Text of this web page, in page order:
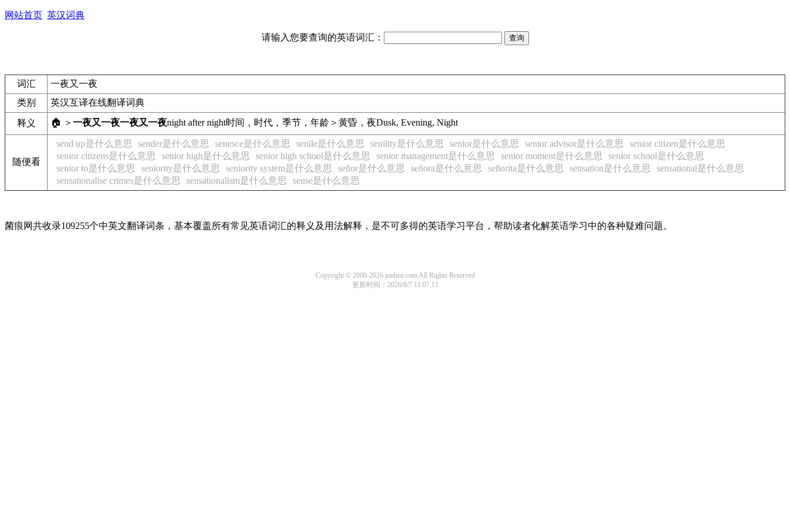
网站首页 英汉词典
请输入您要查询的英语词汇：
词汇
一夜又一夜
类别
英汉互译在线翻译词典
释义 🏠 ＞ 一夜又一夜一夜又一夜night after night时间，时代，季节，年龄＞黄昏，夜Dusk, Evening, Night
随便看
send up是什么意思 sender是什么意思 senesce是什么意思 senile是什么意思 senility是什么意思 senior是什么意思 senior advisor是什么意思
senior citizen是什么意思
senior citizens是什么意思
senior high是什么意思 senior high school是什么意思 senior management是什么意思 senior moment是什么意思
senior school是什么意思
senior to是什么意思
seniority是什么意思 seniority system是什么意思 señor是什么意思 señora是什么意思 señorita是什么意思 sensation是什么意思
sensational是什么意思
sensationalise crimes是什么意思
sensationalism是什么意思 sense是什么意思
菌痕网共收录109255个中英文翻译词条，基本覆盖所有常见英语词汇的释义及用法解释，是不可多得的英语学习平台，帮助读者化解英语学习中的各种疑难问题。
Copyright © 2000-2026 junhen.com All Rights Reserved
更新时间：2026/8/7 11:07:11